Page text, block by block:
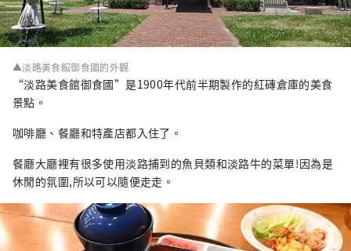
▲淡路美食館御食國的外觀
“淡路美食館御食國”是1900年代前半期製作的紅磚倉庫的美食
景點。
咖啡廳、餐廳和特產店都入住了。
餐廳大廳裡有很多使用淡路捕到的魚貝類和淡路牛的菜單!因為是
休閒的氛圍,所以可以隨便走走。